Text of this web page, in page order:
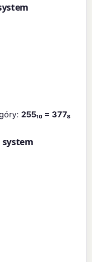
255₁₀ = 377₈
system